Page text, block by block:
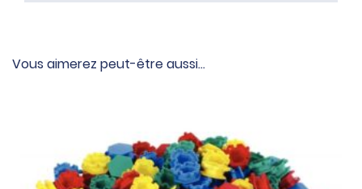
Vous aimerez peut-être aussi…